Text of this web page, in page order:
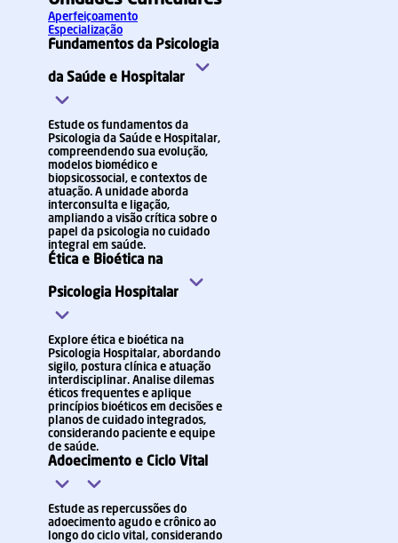
Aperfeiçoamento
Especialização
Fundamentos da Psicologia
da Saúde e Hospitalar
Estude os fundamentos da
Psicologia da Saúde e Hospitalar,
compreendendo sua evolução,
modelos biomédico e
biopsicossocial, e contextos de
atuação. A unidade aborda
interconsulta e ligação,
ampliando a visão crítica sobre o
papel da psicologia no cuidado
integral em saúde.
Ética e Bioética na
Psicologia Hospitalar
Explore ética e bioética na
Psicologia Hospitalar, abordando
sigilo, postura clínica e atuação
interdisciplinar. Analise dilemas
éticos frequentes e aplique
princípios bioéticos em decisões e
planos de cuidado integrados,
considerando paciente e equipe
de saúde.
Adoecimento e Ciclo Vital
Estude as repercussões do
adoecimento agudo e crônico ao
longo do ciclo vital, considerando